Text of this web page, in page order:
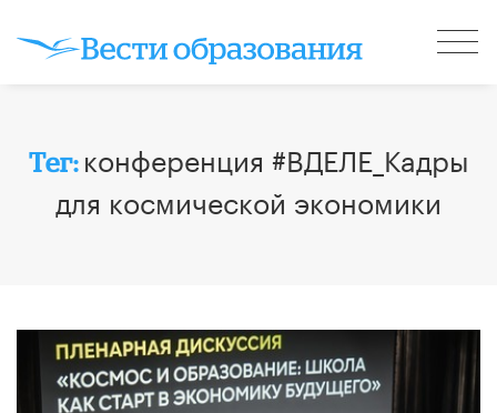
Тег: конференция #ВДЕЛЕ_Кадры
для космической экономики